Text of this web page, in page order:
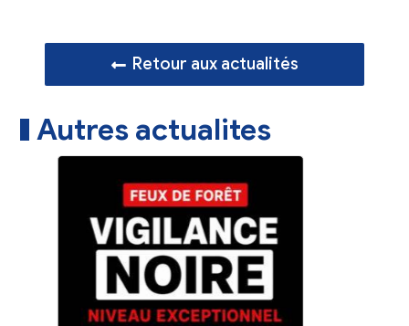
Retour aux actualités
Autres actualites